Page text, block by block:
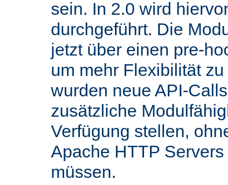
sein. In 2.0 wird
durchgeführt. Die
jetzt über einen pre-
um mehr Flexibilität
wurden neue API-
zusätzliche
Verfügung stellen,
Apache HTTP
müssen.